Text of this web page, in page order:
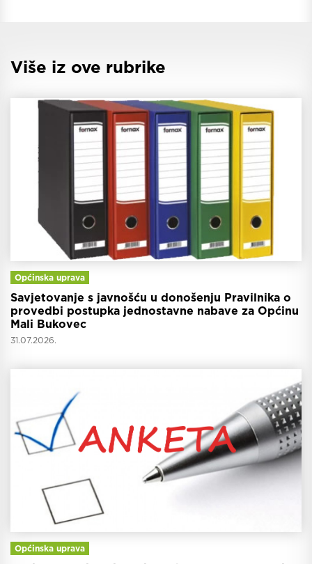
Više iz ove rubrike
Općinska uprava
Savjetovanje s javnošću u donošenju Pravilnika o
provedbi postupka jednostavne nabave za Općinu
Mali Bukovec
31.07.2026.
Općinska uprava